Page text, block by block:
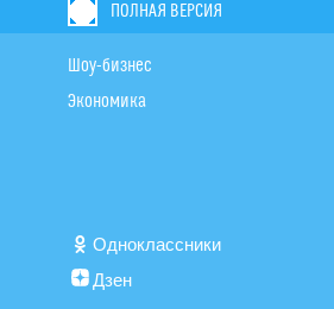
ПОЛНАЯ ВЕРСИЯ
Шоу-бизнес
Экономика
Одноклассники
Дзен